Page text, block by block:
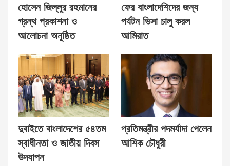
হোসেন জিল্লুর রহমানের
গ্রন্থ প্রকাশনা ও
আলোচনা অনুষ্ঠিত
ফের বাংলাদেশিদের জন্য
পর্যটন ভিসা চালু করল
আমিরাত
দুবাইতে বাংলাদেশের ৫৪তম
স্বাধীনতা ও জাতীয় দিবস
উদযাপন
প্রতিমন্ত্রীর পদমর্যাদা পেলেন
আশিক চৌধুরী